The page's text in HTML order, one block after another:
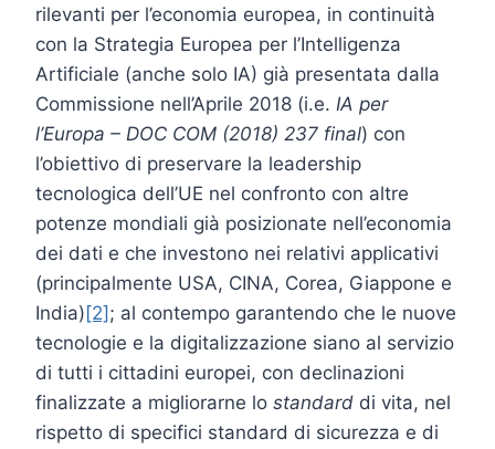
rilevanti per l’economia europea, in continuità
con la Strategia Europea per l’Intelligenza
Artificiale (anche solo IA) già presentata dalla
Commissione nell’Aprile 2018 (i.e. IA per
l’Europa – DOC COM (2018) 237 final) con
l’obiettivo di preservare la leadership
tecnologica dell’UE nel confronto con altre
potenze mondiali già posizionate nell’economia
dei dati e che investono nei relativi applicativi
(principalmente USA, CINA, Corea, Giappone e
India)[2]; al contempo garantendo che le nuove
tecnologie e la digitalizzazione siano al servizio
di tutti i cittadini europei, con declinazioni
finalizzate a migliorarne lo standard di vita, nel
rispetto di specifici standard di sicurezza e di